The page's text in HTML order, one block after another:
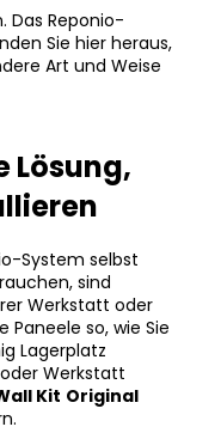
Das Reponio-
Sie hier heraus,
Art und Weise
Lösung,
System selbst
sind
Werkstatt oder
so, wie Sie
Lagerplatz
Werkstatt
Kit Original